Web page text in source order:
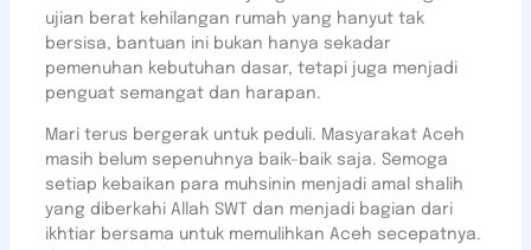
ujian berat kehilangan rumah yang hanyut tak
bersisa, bantuan ini bukan hanya sekadar
pemenuhan kebutuhan dasar, tetapi juga menjadi
penguat semangat dan harapan.
Mari terus bergerak untuk peduli. Masyarakat Aceh
masih belum sepenuhnya baik-baik saja. Semoga
setiap kebaikan para muhsinin menjadi amal shalih
yang diberkahi Allah SWT dan menjadi bagian dari
ikhtiar bersama untuk memulihkan Aceh secepatnya.